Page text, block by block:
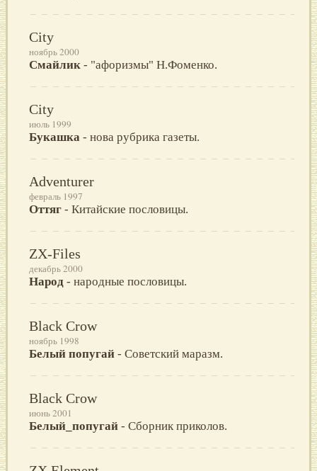
City
ноябрь 2000
Смайлик - "афоризмы" Н.Фоменко.
City
июль 1999
Букашка - нова рубрика газеты.
Adventurer
февраль 1997
Оттяг - Китайские пословицы.
ZX-Files
декабрь 2000
Народ - народные пословицы.
Black Crow
ноябрь 1998
Белый попугай - Советский маразм.
Black Crow
июнь 2001
Белый_попугай - Сборник приколов.